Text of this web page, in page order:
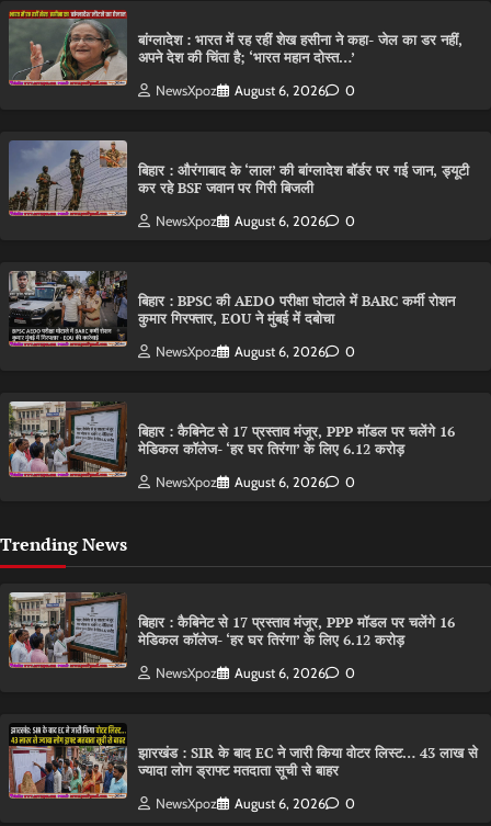
बांग्लादेश : भारत में रह रहीं शेख हसीना ने कहा- जेल का डर नहीं,
अपने देश की चिंता है; ‘भारत महान दोस्त…’
NewsXpoz August 6, 2026 0
बिहार : औरंगाबाद के ‘लाल’ की बांग्लादेश बॉर्डर पर गई जान, ड्यूटी
कर रहे BSF जवान पर गिरी बिजली
NewsXpoz August 6, 2026 0
बिहार : BPSC की AEDO परीक्षा घोटाले में BARC कर्मी रोशन
कुमार गिरफ्तार, EOU ने मुंबई में दबोचा
NewsXpoz August 6, 2026 0
बिहार : कैबिनेट से 17 प्रस्ताव मंजूर, PPP मॉडल पर चलेंगे 16
मेडिकल कॉलेज- ‘हर घर तिरंगा’ के लिए 6.12 करोड़
NewsXpoz August 6, 2026 0
Trending News
बिहार : कैबिनेट से 17 प्रस्ताव मंजूर, PPP मॉडल पर चलेंगे 16
मेडिकल कॉलेज- ‘हर घर तिरंगा’ के लिए 6.12 करोड़
NewsXpoz August 6, 2026 0
झारखंड : SIR के बाद EC ने जारी किया वोटर लिस्ट… 43 लाख से
ज्यादा लोग ड्राफ्ट मतदाता सूची से बाहर
NewsXpoz August 6, 2026 0